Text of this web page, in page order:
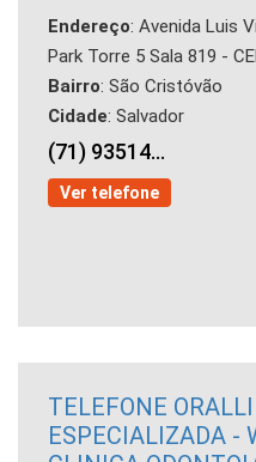
Endereço: Avenida Luis
Park Torre 5 Sala 819 -
Bairro: São Cristóvão
Cidade: Salvador
(71) 93514...
Ver telefone
TELEFONE
ESPECIALIZADA -